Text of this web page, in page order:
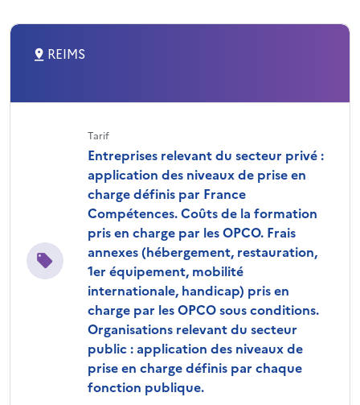
REIMS
Tarif
Entreprises relevant du secteur privé :
application des niveaux de prise en
charge définis par France
Compétences. Coûts de la formation
pris en charge par les OPCO. Frais
annexes (hébergement, restauration,
1er équipement, mobilité
internationale, handicap) pris en
charge par les OPCO sous conditions.
Organisations relevant du secteur
public : application des niveaux de
prise en charge définis par chaque
fonction publique.